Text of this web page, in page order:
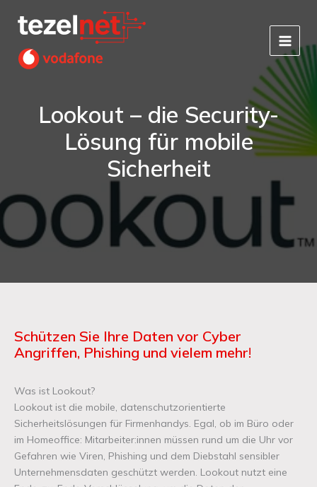
Inhalt
Lookout – die Security-
Lösung für mobile
Sicherheit
Schützen Sie Ihre Daten vor Cyber
Angriffen, Phishing und vielem mehr!
Was ist Lookout?
Lookout ist die mobile, datenschutzorientierte
Sicherheitslösungen für Firmenhandys. Egal, ob im Büro oder
im Homeoffice: Mitarbeiter:innen müssen rund um die Uhr vor
Gefahren wie Viren, Phishing und dem Diebstahl sensibler
Unternehmensdaten geschützt werden. Lookout nutzt eine